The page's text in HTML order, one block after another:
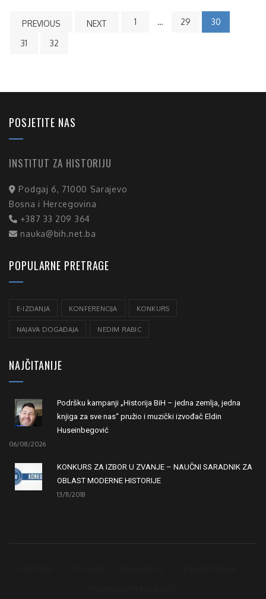
PREVIOUS NEXT 1 … 29 30
31 32
POSJETITE NAS
INSTITUT ZA HISTORIJU
Podgaj 6, 71000 Sarajevo
Bosna i Hercegovina
+387 33 209 364
nauka@bih.net.ba
POPULARNE PRETRAGE
E-IZDANJA KONFERENCIJA KONKURS
NAJAVA DOGAĐAJA NEDIM RABIC
NAJČITANIJE
Podršku kampanji „Historija BiH – jedna zemlja, jedna
knjiga za sve nas“ pružio i muzički izvođač Eldin
Huseinbegović
06/08/2026
KONKURS ZA IZBOR U ZVANJE – NAUČNI SARADNIK ZA
OBLAST MODERNE HISTORIJE
13/11/2018